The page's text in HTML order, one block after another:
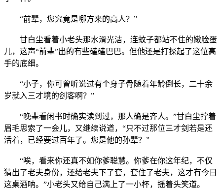
“前辈，您究竟是哪方来的高人？”
甘白尘看着小老头那水滑光洁，连蚊子都站不住的嫩脸蛋
儿，这声“前辈”出的有些磕磕巴巴。但他还是打探起了这位高
手的底细。
“小子，你可曾听说过有个身子骨随着年龄倒长，二十余
岁就入三才境的剑客啊？”
“晚辈看闲书时确实读到过，那人确是齐人。”甘白尘拧着
眉毛思索了一会儿，又继续说道，“只不过那位三才剑若是还
活着，已经要过百年了。您是他的孙辈？”
“唉，看来你还真不如你爹聪慧。你爹在你这年纪，不仅
猜出了老夫身份，还给老夫下了套，套住了老夫，这才有今日
这桌酒呐。”小老头又给自己满上了一小杯，摇着头笑道。